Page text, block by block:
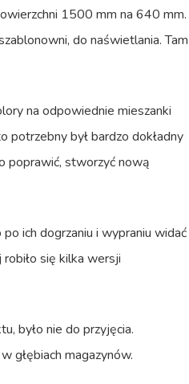
1500 mm na 640 mm.
do naświetlania. Tam
na odpowiednie mieszanki
potrzebny był bardzo dokładny
poprawić, stworzyć nową
ich dogrzaniu i wypraniu widać
się kilka wersji
było nie do przyjęcia.
głębiach magazynów.